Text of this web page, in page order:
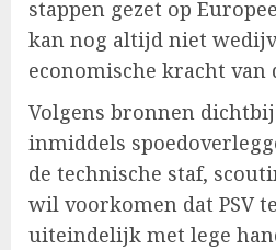
stappen gezet op
kan nog altijd niet
economische kracht van
Volgens bronnen
inmiddels
de technische staf,
wil voorkomen dat PSV
uiteindelijk met lege